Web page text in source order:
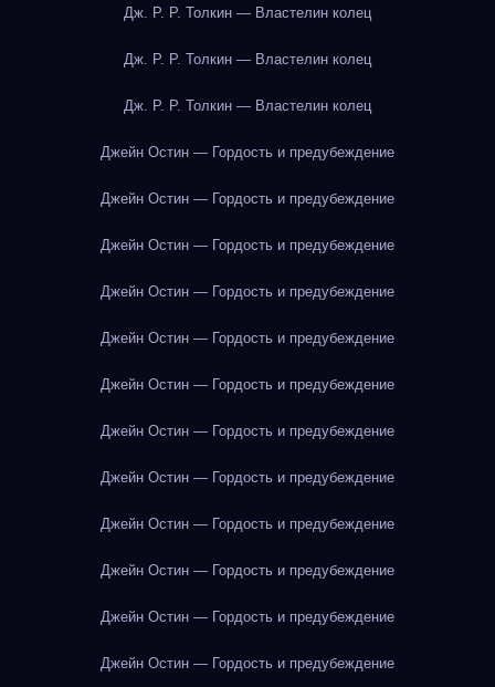
Дж. Р. Р. Толкин — Властелин колец
Дж. Р. Р. Толкин — Властелин колец
Дж. Р. Р. Толкин — Властелин колец
Джейн Остин — Гордость и предубеждение
Джейн Остин — Гордость и предубеждение
Джейн Остин — Гордость и предубеждение
Джейн Остин — Гордость и предубеждение
Джейн Остин — Гордость и предубеждение
Джейн Остин — Гордость и предубеждение
Джейн Остин — Гордость и предубеждение
Джейн Остин — Гордость и предубеждение
Джейн Остин — Гордость и предубеждение
Джейн Остин — Гордость и предубеждение
Джейн Остин — Гордость и предубеждение
Джейн Остин — Гордость и предубеждение